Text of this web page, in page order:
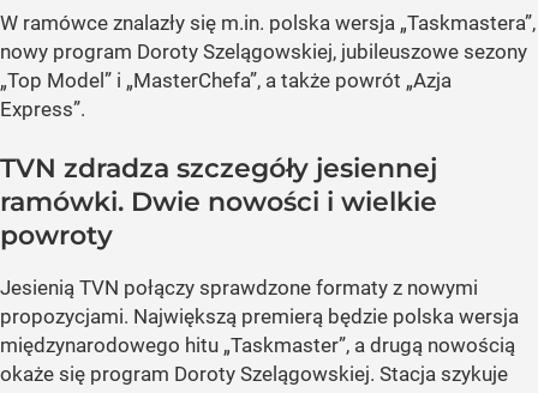
W ramówce znalazły się m.in. polska wersja „Taskmastera”,
nowy program Doroty Szelągowskiej, jubileuszowe sezony
„Top Model” i „MasterChefa”, a także powrót „Azja
Express”.
TVN zdradza szczegóły jesiennej
ramówki. Dwie nowości i wielkie
powroty
Jesienią TVN połączy sprawdzone formaty z nowymi
propozycjami. Największą premierą będzie polska wersja
międzynarodowego hitu „Taskmaster”, a drugą nowością
okaże się program Doroty Szelągowskiej. Stacja szykuje